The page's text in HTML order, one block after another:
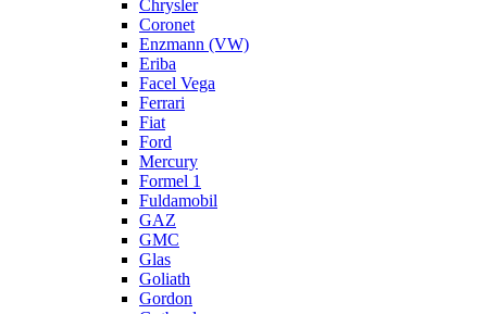
Chrysler
Coronet
Enzmann (VW)
Eriba
Facel Vega
Ferrari
Fiat
Ford
Mercury
Formel 1
Fuldamobil
GAZ
GMC
Glas
Goliath
Gordon